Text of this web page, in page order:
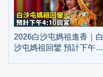
2026白沙屯媽祖進香｜白
沙屯媽祖回鑾 預計下午